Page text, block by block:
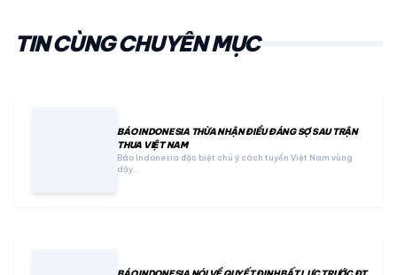
TIN CÙNG CHUYÊN MỤC
BÁO INDONESIA THỪA NHẬN ĐIỀU ĐÁNG SỢ SAU TRẬN
THUA VIỆT NAM
Báo Indonesia đặc biệt chú ý cách tuyển Việt Nam vùng
dậy…